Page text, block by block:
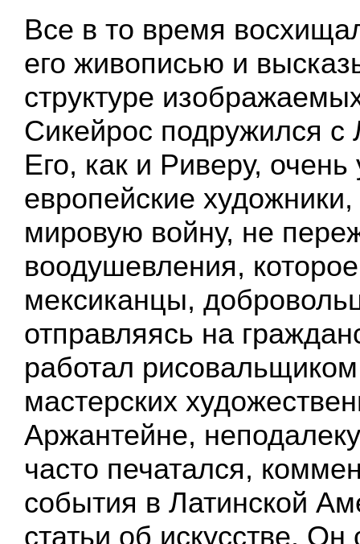
Все в то время
его живописью и
структуре
Сикейрос подружился
Его, как и Риверу,
европейские
мировую войну, не
воодушевления,
мексиканцы,
отправляясь на
работал
мастерских
Аржантейне,
часто печатался,
события в Латинской
статьи об искусстве. Он